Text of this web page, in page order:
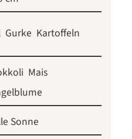
Gurke Kartoffeln
Mais
Sonne